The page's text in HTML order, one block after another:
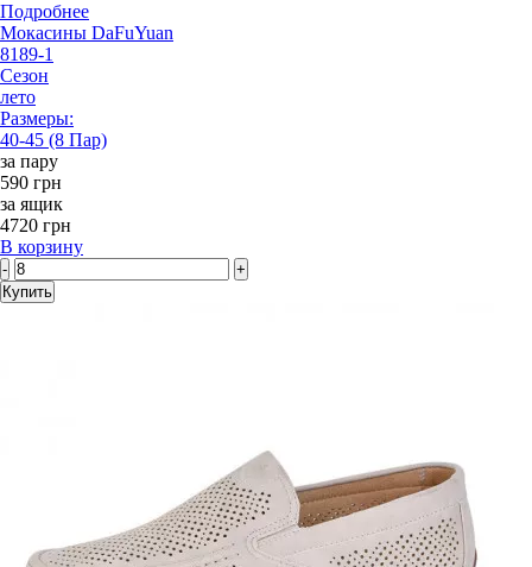
Подробнее
Мокасины DaFuYuan
8189-1
Сезон
лето
Размеры:
40-45 (8 Пар)
за пару
590 грн
за ящик
4720 грн
В корзину
-
+
Купить